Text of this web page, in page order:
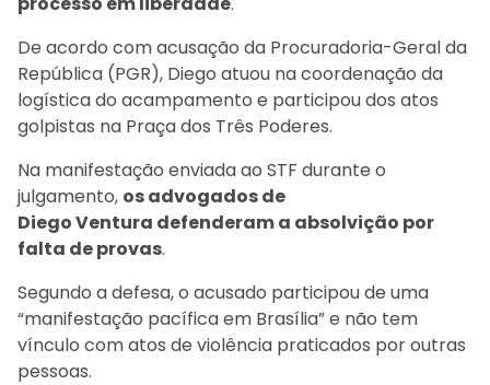
De acordo com acusação da Procuradoria-Geral da
República (PGR), Diego atuou na coordenação da
logística do acampamento e participou dos atos
golpistas na Praça dos Três Poderes.
Na manifestação enviada ao STF durante o
julgamento, os advogados de
Diego Ventura defenderam a absolvição por
falta de provas.
Segundo a defesa, o acusado participou de uma
“manifestação pacífica em Brasília” e não tem
vínculo com atos de violência praticados por outras
pessoas.